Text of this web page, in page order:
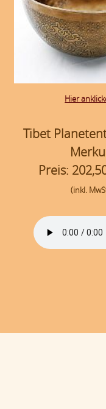
Hier
Tibet
Preis:
(inkl.